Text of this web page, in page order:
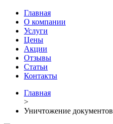
Главная
О компании
Услуги
Цены
Акции
Отзывы
Статьи
Контакты
Главная
>
Уничтожение документов